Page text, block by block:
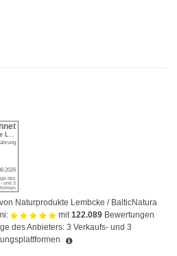
Naturprodukte Lembcke / BalticNatura
mit122.089 Bewertungen
des Anbieters: 3 Verkaufs- und 3